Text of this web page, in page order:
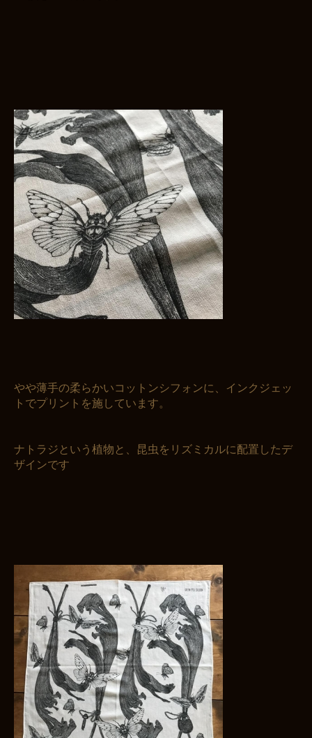
やや薄手の柔らかいコットンシフォンに、インクジェッ
トでプリントを施しています。
ナトラジという植物と、昆虫をリズミカルに配置したデ
ザインです